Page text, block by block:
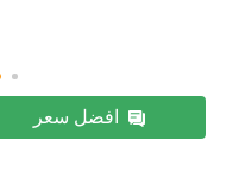
افضل سعر